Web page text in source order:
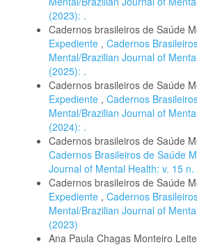
(2023): .
Cadernos brasileiros de Saúde
Expediente , Cadernos
Mental/Brazilian Journal of
(2025): .
Cadernos brasileiros de Saúde
Expediente , Cadernos
Mental/Brazilian Journal of
(2024): .
Cadernos brasileiros de Saúde
Cadernos Brasileiros de Saúde
Journal of Mental Health: v. 15
Cadernos brasileiros de Saúde
Expediente , Cadernos
Mental/Brazilian Journal of
(2023)
Ana Paula Chagas Monteiro